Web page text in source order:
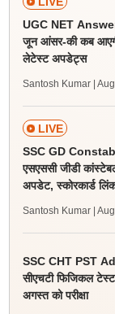
UGC NET
जून आंसर-की कब
लेटेस्ट अपडेट्स
Santosh Kumar |
LIVE
SSC GD
एसएससी जीडी
अपडेट, स्कोरकार्ड
Santosh Kumar |
SSC CHT PST
सीएचटी फिजिकल
अगस्त को परीक्षा